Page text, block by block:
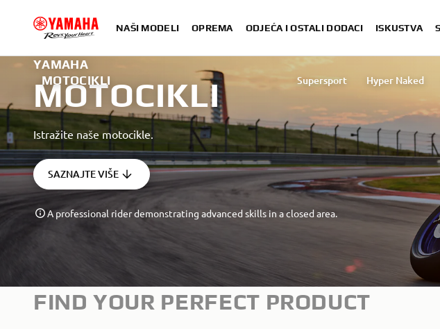
NAŠI MODELI OPREMA ODJEĆA I OSTALI DODACI ISKUSTVA
MOTOCIKLI Supersport Hyper Naked
YAMAHA
MOTOCIKLI
Istražite naše motocikle.
SAZNAJTE VIŠE
A professional rider demonstrating advanced skills in a closed area.
FIND YOUR PERFECT PRODUCT